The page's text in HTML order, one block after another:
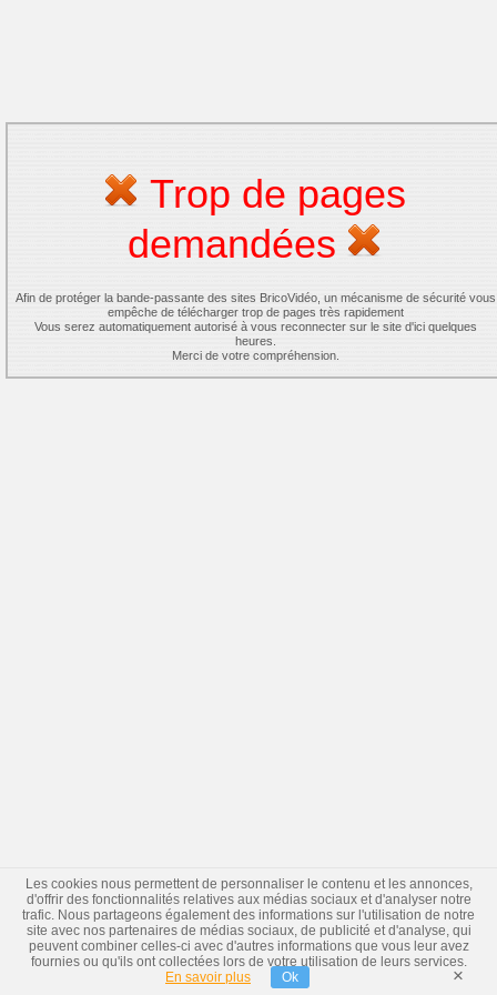
Trop de pages
demandées
Afin de protéger la bande-passante des sites BricoVidéo, un mécanisme de sécurité vous
empêche de télécharger trop de pages très rapidement
Vous serez automatiquement autorisé à vous reconnecter sur le site d'ici quelques
heures.
Merci de votre compréhension.
Les cookies nous permettent de personnaliser le contenu et les annonces,
d'offrir des fonctionnalités relatives aux médias sociaux et d'analyser notre
trafic. Nous partageons également des informations sur l'utilisation de notre
site avec nos partenaires de médias sociaux, de publicité et d'analyse, qui
peuvent combiner celles-ci avec d'autres informations que vous leur avez
fournies ou qu'ils ont collectées lors de votre utilisation de leurs services.
En savoir plus
Ok ×